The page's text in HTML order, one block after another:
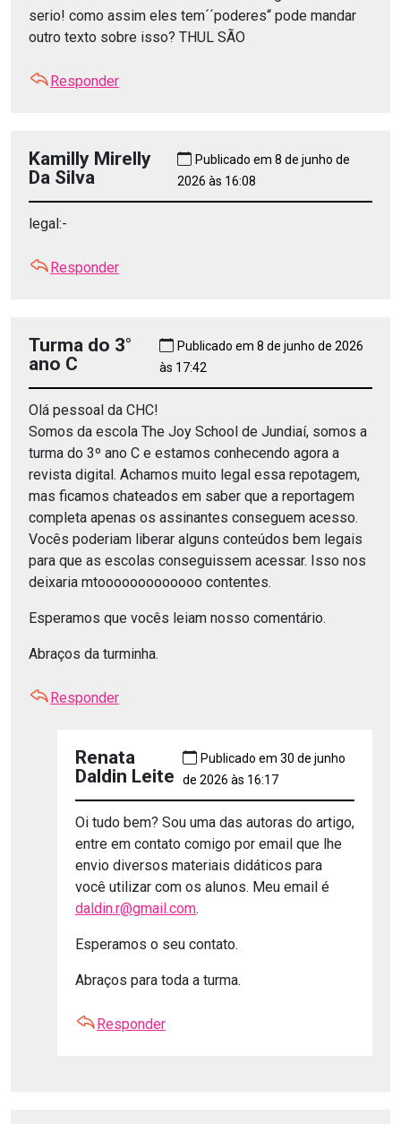
serio! como assim eles tem´´poderes“ pode mandar
outro texto sobre isso? THUL SÃO
Responder
Kamilly Mirelly
Da Silva
Publicado em 8 de junho de
2026 às 16:08
legal:-
Responder
Turma do 3°
ano C
Publicado em 8 de junho de 2026
às 17:42
Olá pessoal da CHC!
Somos da escola The Joy School de Jundiaí, somos a
turma do 3º ano C e estamos conhecendo agora a
revista digital. Achamos muito legal essa repotagem,
mas ficamos chateados em saber que a reportagem
completa apenas os assinantes conseguem acesso.
Vocês poderiam liberar alguns conteúdos bem legais
para que as escolas conseguissem acessar. Isso nos
deixaria mtooooooooooooo contentes.
Esperamos que vocês leiam nosso comentário.
Abraços da turminha.
Responder
Renata
Daldin Leite
Publicado em 30 de junho
de 2026 às 16:17
Oi tudo bem? Sou uma das autoras do artigo,
entre em contato comigo por email que lhe
envio diversos materiais didáticos para
você utilizar com os alunos. Meu email é
daldin.r@gmail.com.
Esperamos o seu contato.
Abraços para toda a turma.
Responder